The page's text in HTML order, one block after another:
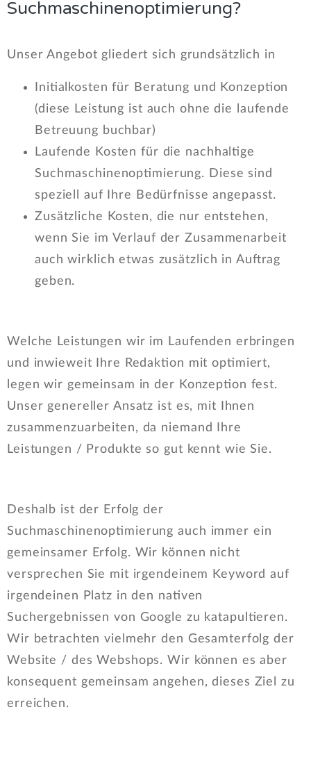
Suchmaschinenoptimierung?
Unser Angebot gliedert sich grundsätzlich in
Initialkosten für Beratung und Konzeption
(diese Leistung ist auch ohne die laufende
Betreuung buchbar)
Laufende Kosten für die nachhaltige
Suchmaschinenoptimierung. Diese sind
speziell auf Ihre Bedürfnisse angepasst.
Zusätzliche Kosten, die nur entstehen,
wenn Sie im Verlauf der Zusammenarbeit
auch wirklich etwas zusätzlich in Auftrag
geben.
Welche Leistungen wir im Laufenden erbringen
und inwieweit Ihre Redaktion mit optimiert,
legen wir gemeinsam in der Konzeption fest.
Unser genereller Ansatz ist es, mit Ihnen
zusammenzuarbeiten, da niemand Ihre
Leistungen / Produkte so gut kennt wie Sie.
Deshalb ist der Erfolg der
Suchmaschinenoptimierung auch immer ein
gemeinsamer Erfolg. Wir können nicht
versprechen Sie mit irgendeinem Keyword auf
irgendeinen Platz in den nativen
Suchergebnissen von Google zu katapultieren.
Wir betrachten vielmehr den Gesamterfolg der
Website / des Webshops. Wir können es aber
konsequent gemeinsam angehen, dieses Ziel zu
erreichen.